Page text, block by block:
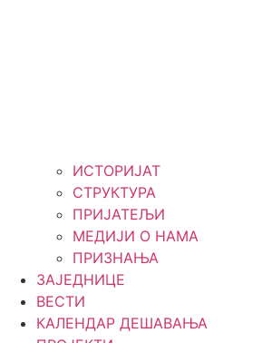
ИСТОРИЈАТ
СТРУКТУРА
ПРИЈАТЕЉИ
МЕДИЈИ О НАМА
ПРИЗНАЊА
ЗАЈЕДНИЦЕ
ВЕСТИ
КАЛЕНДАР ДЕШАВАЊА